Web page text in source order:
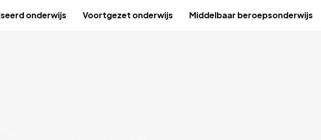
onderwijs Voortgezet onderwijs Middelbaar beroepsonderwijs